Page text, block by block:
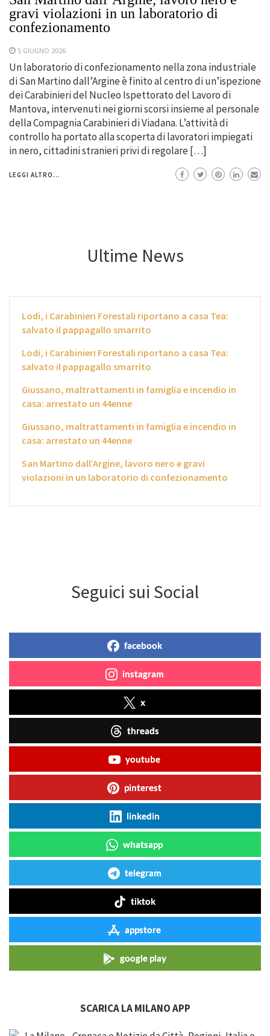
gravi violazioni in un laboratorio di
confezionamento
5 GIUGNO 2026
Un laboratorio di confezionamento nella zona industriale
di San Martino dall’Argine è finito al centro di un’ispezione
dei Carabinieri del Nucleo Ispettorato del Lavoro di
Mantova, intervenuti nei giorni scorsi insieme al personale
della Compagnia Carabinieri di Viadana. L’attività di
controllo ha portato alla scoperta di lavoratori impiegati
in nero, cittadini stranieri privi di regolare […]
LEGGI ALTRO...
Ultime News
Lodi, i Carabinieri Forestali riportano a casa Tea:
salvato il pappagallo smarrito
Lodi, i Carabinieri Forestali riportano a casa Tea:
salvato il pappagallo smarrito
Giussano, maltrattamenti in famiglia e incendio in
casa: arrestato un 44enne
Giussano, maltrattamenti in famiglia e incendio in
casa: arrestato un 44enne
San Martino dall’Argine, lavoro nero e gravi
violazioni in un laboratorio di confezionamento
Seguici sui Social
facebook
instagram
x
threads
youtube
pinterest
linkedin
whatsapp
telegram
tiktok
appstore
google play
SCARICA LA MILANO APP